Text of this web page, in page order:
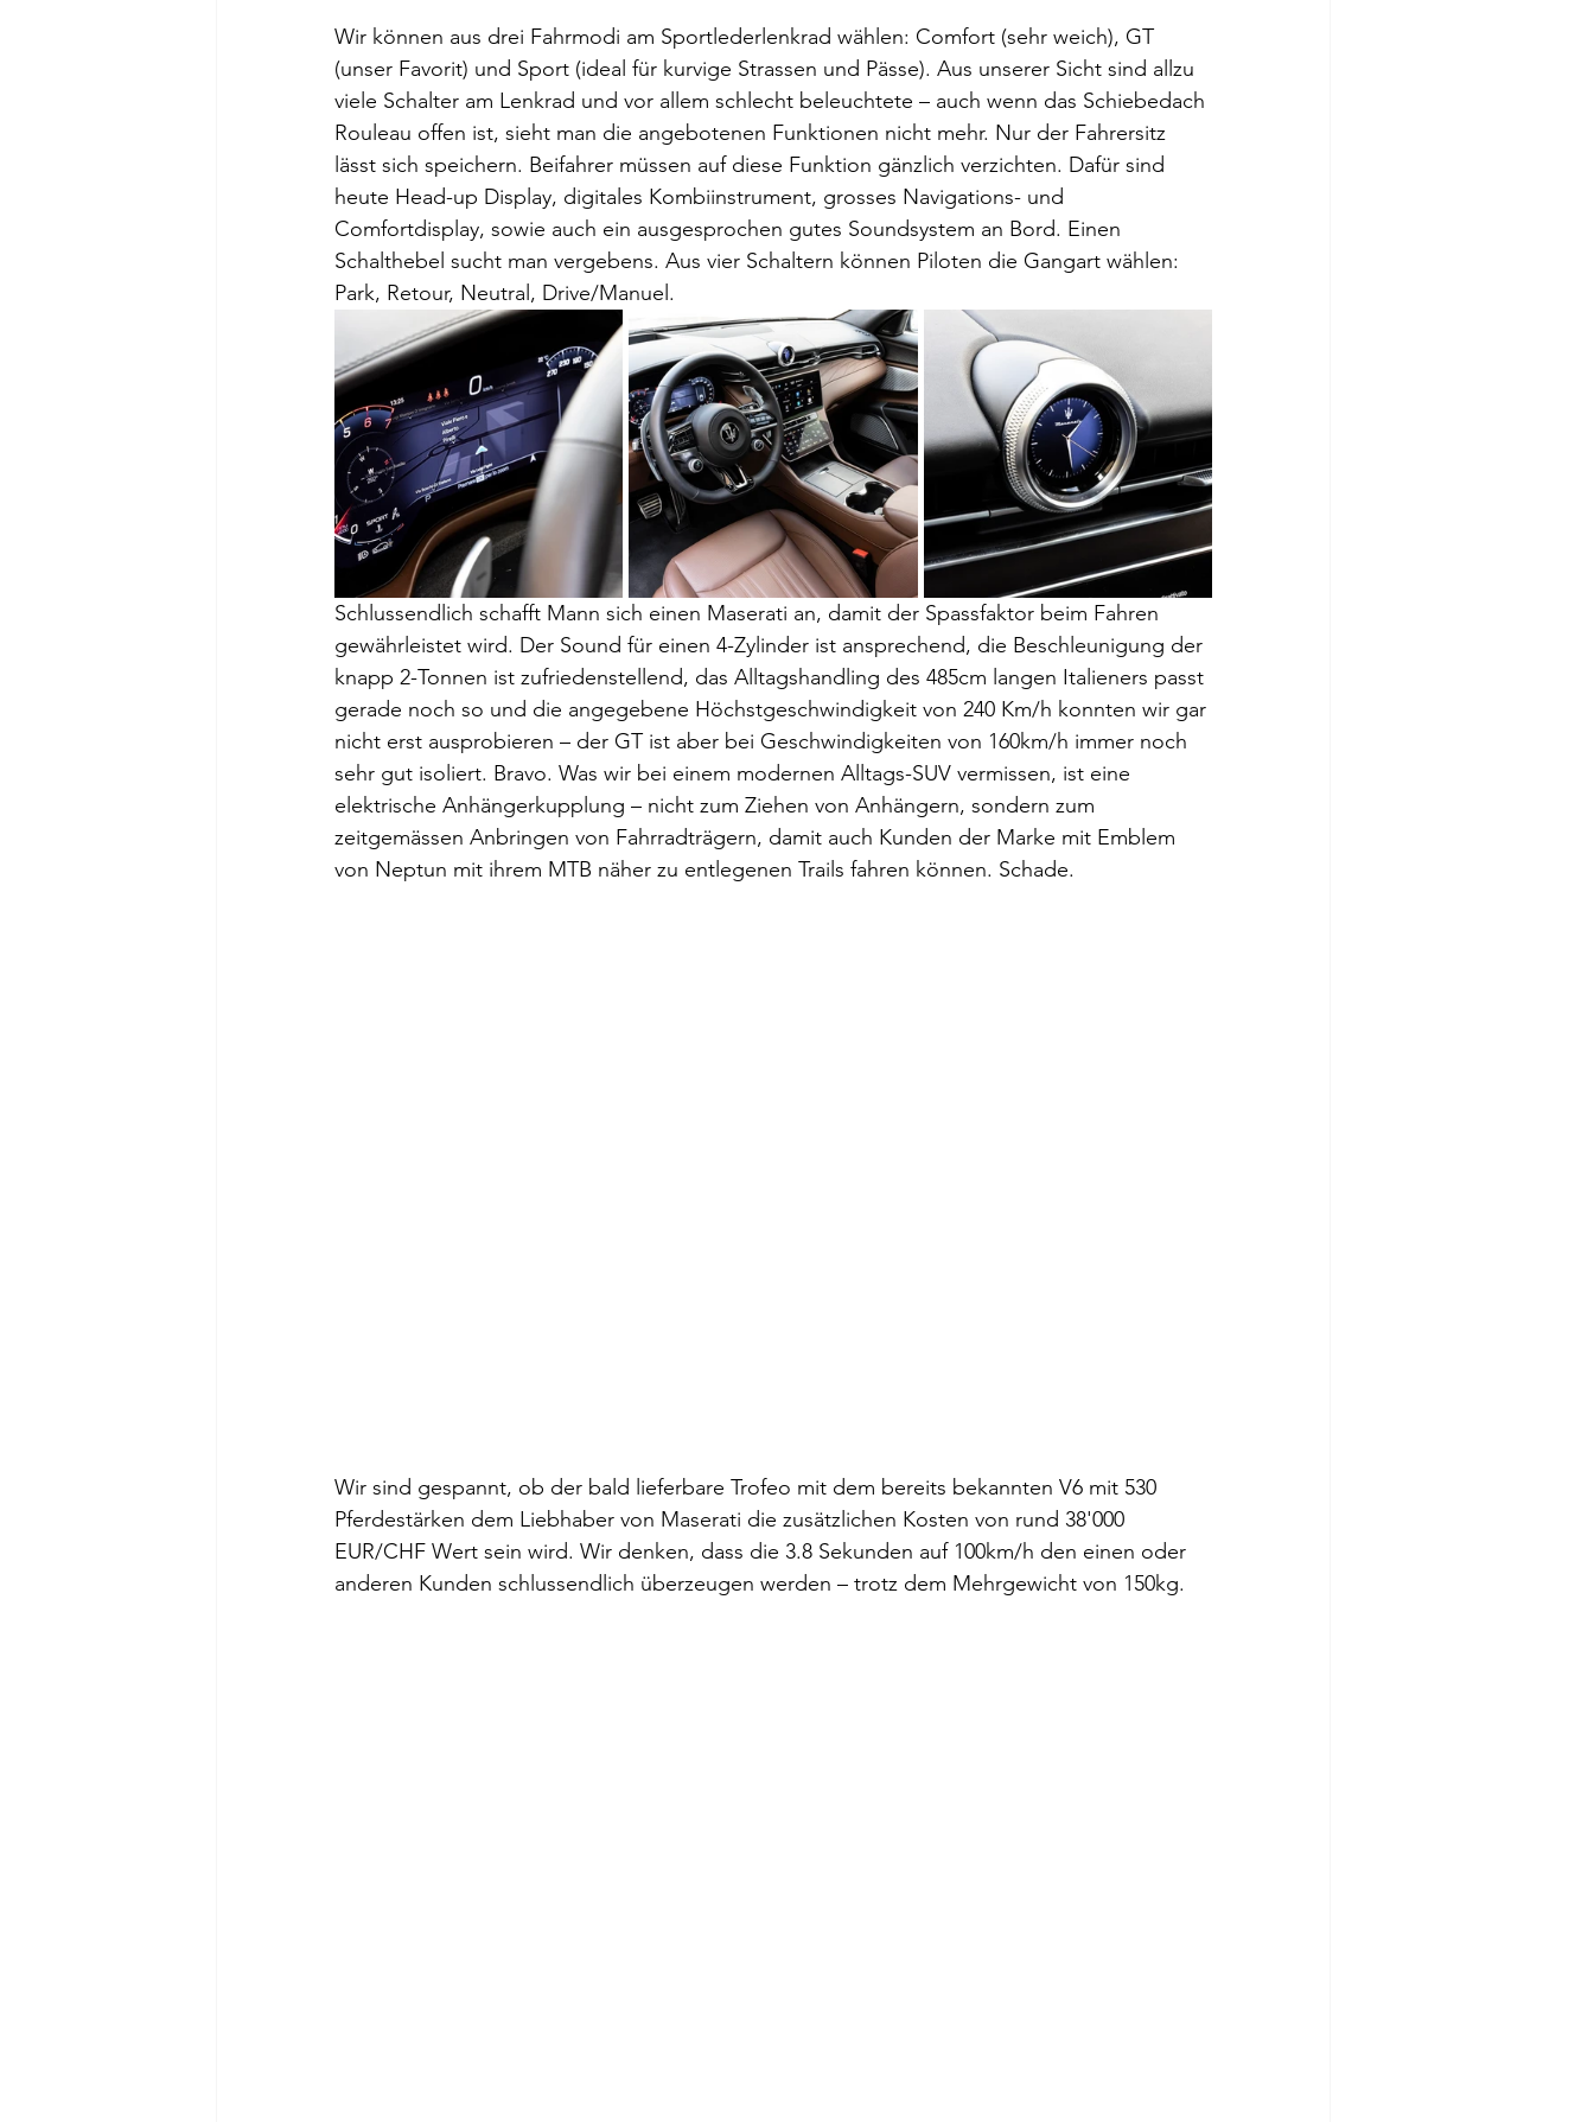
Wir können aus drei Fahrmodi am Sportlederlenkrad wählen: Comfort (sehr weich), GT
(unser Favorit) und Sport (ideal für kurvige Strassen und Pässe). Aus unserer Sicht sind allzu
viele Schalter am Lenkrad und vor allem schlecht beleuchtete – auch wenn das Schiebedach
Rouleau offen ist, sieht man die angebotenen Funktionen nicht mehr. Nur der Fahrersitz
lässt sich speichern. Beifahrer müssen auf diese Funktion gänzlich verzichten. Dafür sind
heute Head-up Display, digitales Kombiinstrument, grosses Navigations- und
Comfortdisplay, sowie auch ein ausgesprochen gutes Soundsystem an Bord. Einen
Schalthebel sucht man vergebens. Aus vier Schaltern können Piloten die Gangart wählen:
Park, Retour, Neutral, Drive/Manuel.
Schlussendlich schafft Mann sich einen Maserati an, damit der Spassfaktor beim Fahren
gewährleistet wird. Der Sound für einen 4-Zylinder ist ansprechend, die Beschleunigung der
knapp 2-Tonnen ist zufriedenstellend, das Alltagshandling des 485cm langen Italieners passt
gerade noch so und die angegebene Höchstgeschwindigkeit von 240 Km/h konnten wir gar
nicht erst ausprobieren – der GT ist aber bei Geschwindigkeiten von 160km/h immer noch
sehr gut isoliert. Bravo. Was wir bei einem modernen Alltags-SUV vermissen, ist eine
elektrische Anhängerkupplung – nicht zum Ziehen von Anhängern, sondern zum
zeitgemässen Anbringen von Fahrradträgern, damit auch Kunden der Marke mit Emblem
von Neptun mit ihrem MTB näher zu entlegenen Trails fahren können. Schade.
Wir sind gespannt, ob der bald lieferbare Trofeo mit dem bereits bekannten V6 mit 530
Pferdestärken dem Liebhaber von Maserati die zusätzlichen Kosten von rund 38'000
EUR/CHF Wert sein wird. Wir denken, dass die 3.8 Sekunden auf 100km/h den einen oder
anderen Kunden schlussendlich überzeugen werden – trotz dem Mehrgewicht von 150kg.